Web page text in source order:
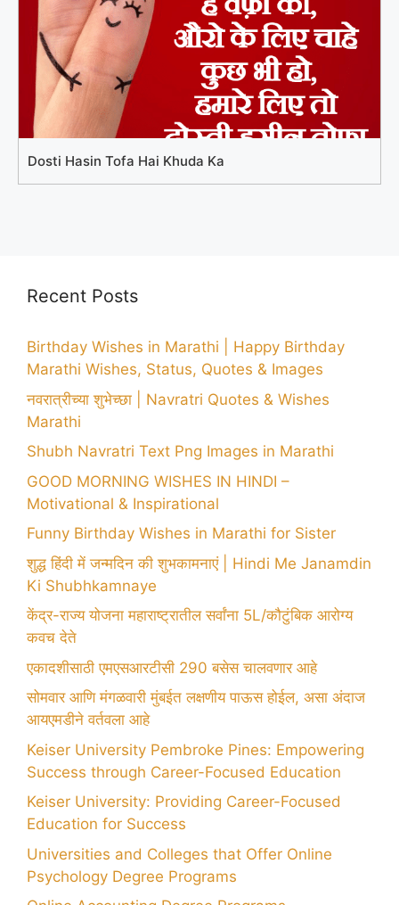
Dosti Hasin Tofa Hai Khuda Ka
Recent Posts
Birthday Wishes in Marathi | Happy Birthday
Marathi Wishes, Status, Quotes & Images
नवरात्रीच्या शुभेच्छा | Navratri Quotes & Wishes
Marathi
Shubh Navratri Text Png Images in Marathi
GOOD MORNING WISHES IN HINDI –
Motivational & Inspirational
Funny Birthday Wishes in Marathi for Sister
शुद्ध हिंदी में जन्मदिन की शुभकामनाएं | Hindi Me Janamdin
Ki Shubhkamnaye
केंद्र-राज्य योजना महाराष्ट्रातील सर्वांना 5L/कौटुंबिक आरोग्य
कवच देते
एकादशीसाठी एमएसआरटीसी 290 बसेस चालवणार आहे
सोमवार आणि मंगळवारी मुंबईत लक्षणीय पाऊस होईल, असा अंदाज
आयएमडीने वर्तवला आहे
Keiser University Pembroke Pines: Empowering
Success through Career-Focused Education
Keiser University: Providing Career-Focused
Education for Success
Universities and Colleges that Offer Online
Psychology Degree Programs